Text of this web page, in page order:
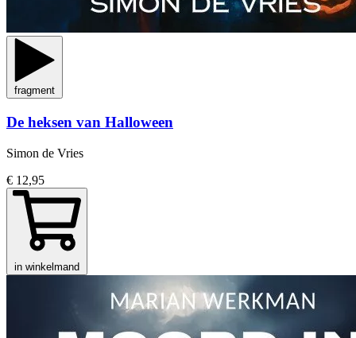
fragment
De heksen van Halloween
Simon de Vries
€ 12,95
in winkelmand